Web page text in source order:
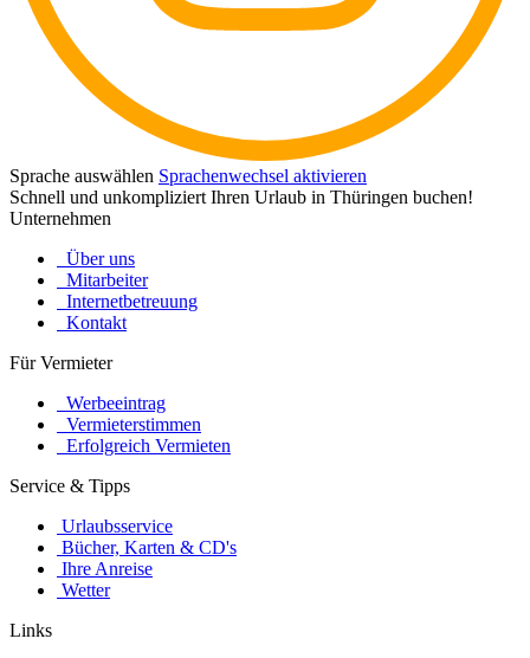
Sprache auswählen Sprachenwechsel aktivieren
Schnell und unkompliziert Ihren Urlaub in Thüringen buchen!
Unternehmen
Über uns
Mitarbeiter
Internetbetreuung
Kontakt
Für Vermieter
Werbeeintrag
Vermieterstimmen
Erfolgreich Vermieten
Service & Tipps
Urlaubsservice
Bücher, Karten & CD's
Ihre Anreise
Wetter
Links